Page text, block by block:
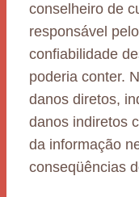
conselheiro de
responsável
confiabilidade
poderia conter.
danos diretos,
danos indiretos
da informação
conseqüências